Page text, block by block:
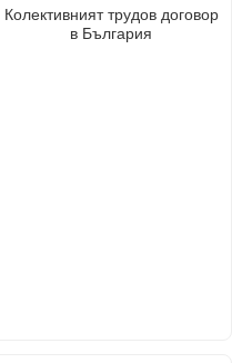
Колективният трудов договор
в България